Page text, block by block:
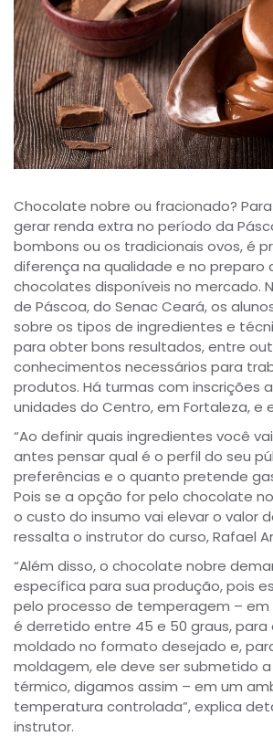
Chocolate nobre ou fracionado?
gerar renda extra no período da
bombons ou os tradicionais ovos, é
diferença na qualidade e no preparo
chocolates disponíveis no mercado.
de Páscoa, do Senac Ceará, os
sobre os tipos de ingredientes e
para obter bons resultados, entre
conhecimentos necessários para
produtos. Há turmas com inscrições
unidades do Centro, em Fortaleza, e
“Ao definir quais ingredientes você
antes pensar qual é o perfil do seu
preferências e o quanto pretende
Pois se a opção for pelo chocolate
o custo do insumo vai elevar o valor
ressalta o instrutor do curso, Rafael
“Além disso, o chocolate nobre
específica para sua produção, pois
pelo processo de temperagem –
é derretido entre 45 e 50 graus, para
moldado no formato desejado e,
moldagem, ele deve ser submetido
térmico, digamos assim – em um
temperatura controlada”, explica
instrutor.